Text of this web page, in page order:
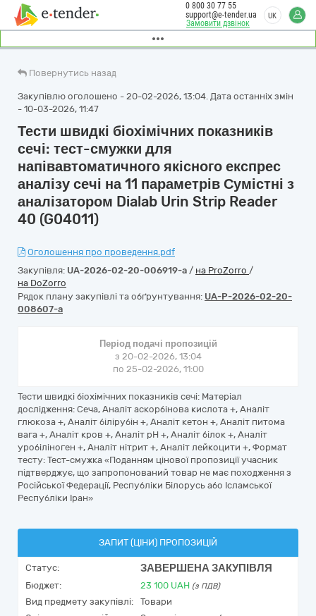
Замовити дзвінок
0 800 30 77 55
support@e-tender.ua
UK
Повернутись назад
Закупівлю оголошено - 20-02-2026, 13:04. Дата останніх змін
- 10-03-2026, 11:47
Тести швидкі біохімічних показників
сечі: тест-смужки для
напівавтоматичного якісного експрес
аналізу сечі на 11 параметрів Сумістні з
аналізатором Dialab Urin Strip Reader
40 (G04011)
Оголошення про проведення.pdf
Закупівля: UA-2026-02-20-006919-a / на ProZorro /
на DoZorro
Рядок плану закупівлі та обґрунтування: UA-P-2026-02-20-
008607-a
Період подачі пропозицій
з 20-02-2026, 13:04
по 25-02-2026, 11:00
Тести швидкі біохімічних показників сечі: Матеріал
дослідження: Сеча, Аналіт аскорбінова кислота +, Аналіт
глюкоза +, Аналіт білірубін +, Аналіт кетон +, Аналіт питома
вага +, Аналіт кров +, Аналіт pH +, Аналіт білок +, Аналіт
уробіліноген +, Аналіт нітрит +, Аналіт лейкоцити +, Формат
тесту: Тест-смужка «Поданням цінової пропозиції учасник
підтверджує, що запропонований товар не має походження з
Російської Федерації, Республіки Білорусь або Ісламської
Республіки Іран»
ЗАПИТ (ЦІНИ) ПРОПОЗИЦІЙ
Статус: ЗАВЕРШЕНА ЗАКУПІВЛЯ
Бюджет: 23 100 UAH (з ПДВ)
Вид предмету закупівлі:
Товари